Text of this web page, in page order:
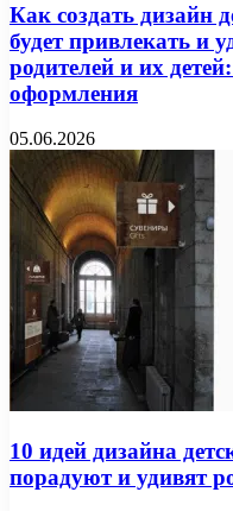
Как создать дизайн
будет привлекать и
родителей и их
оформления
05.06.2026
10 идей дизайна
порадуют и удивят